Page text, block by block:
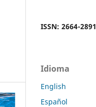
ISSN: 2664-2891
Idioma
English
Español